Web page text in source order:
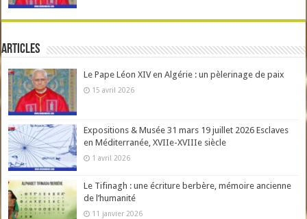
Articles
Le Pape Léon XIV en Algérie : un pèlerinage de paix
15 avril 2026
Expositions & Musée 31 mars 19 juillet 2026 Esclaves
en Méditerranée, XVIIe-XVIIIe siècle
1 avril 2026
Le Tifinagh : une écriture berbère, mémoire ancienne
de l’humanité
11 janvier 2026